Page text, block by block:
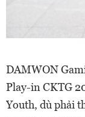
DAMWON
Play-in CKTG
Youth, dù phải